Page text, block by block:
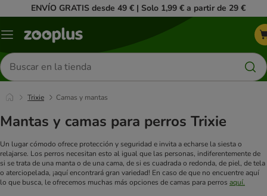
ENVÍO GRATIS desde 49 € | Solo 1,99 € a partir de 29 €
Menú
Buscar
productos
Trixie Camas y mantas
Mantas y camas para perros Trixie
Un lugar cómodo ofrece protección y seguridad e invita a echarse la siesta o
relajarse. Los perros necesitan esto al igual que las personas, indiferentemente de
si se trata de una manta o de una cama, de si es cuadrada o redonda, de piel, de tela
o aterciopelada, ¡aquí encontrará gran variedad! En caso de que no encuentre aquí
lo que busca, le ofrecemos muchas más opciones de camas para perros aquí.